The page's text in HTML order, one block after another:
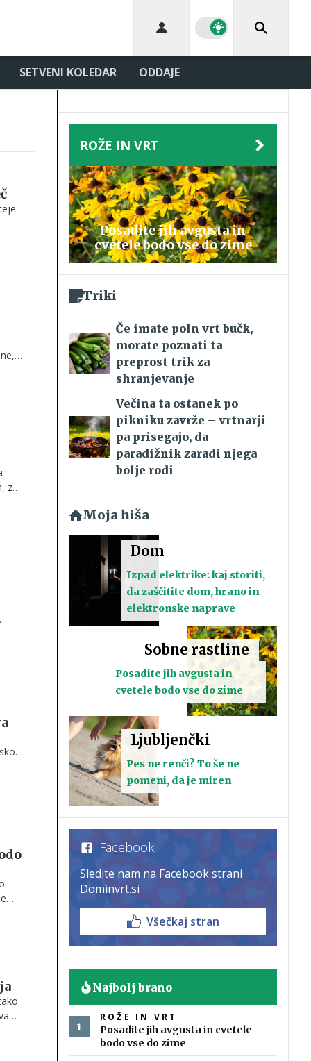
SETVENI KOLEDAR ODDAJE
z
ROŽE IN VRT
Posadite jih avgusta in
cvetele bodo vse do zime
Triki
Če imate poln vrt bučk,
morate poznati ta
preprost trik za
shranjevanje
Večina ta ostanek po
pikniku zavrže – vrtnarji
pa prisegajo, da
paradižnik zaradi njega
bolje rodi
Moja hiša
Dom
Izpad elektrike: kaj storiti,
da zaščitite dom, hrano in
elektronske naprave
Sobne rastline
Posadite jih avgusta in
cvetele bodo vse do zime
Ljubljenčki
Pes ne renči? To še ne
pomeni, da je miren
Facebook
Sledite nam na Facebook strani
Dominvrt.si
Všečkaj stran
Najbolj brano
ROŽE IN VRT
Posadite jih avgusta in cvetele
bodo vse do zime